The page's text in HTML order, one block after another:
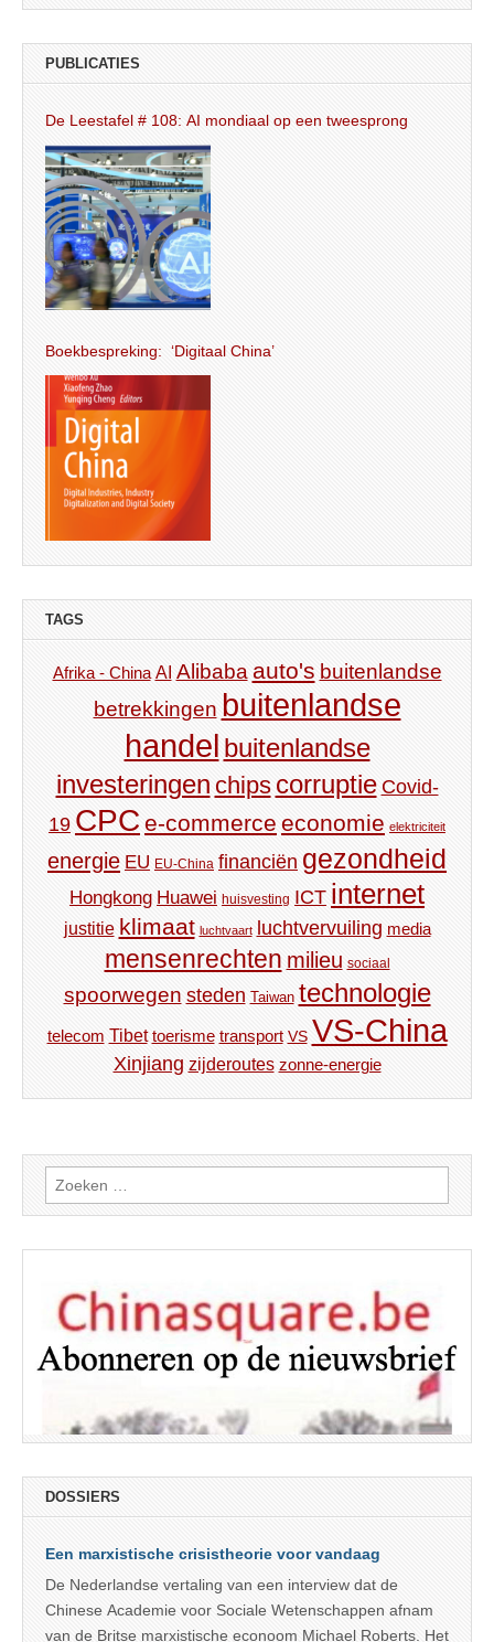
PUBLICATIES
De Leestafel # 108: AI mondiaal op een tweesprong
Boekbespreking: ‘Digitaal China’
TAGS
Afrika - China AI Alibaba auto's buitenlandse
betrekkingen buitenlandse
handel buitenlandse
investeringen chips corruptie Covid-
19 CPC e-commerce economie elektriciteit
energie EU EU-China financiën gezondheid
Hongkong Huawei huisvesting ICT internet
justitie klimaat luchtvaart luchtvervuiling media
mensenrechten milieu sociaal
spoorwegen steden Taiwan technologie
telecom Tibet toerisme transport VS VS-China
Xinjiang zijderoutes zonne-energie
Zoeken
naar:
DOSSIERS
Een marxistische crisistheorie voor vandaag
De Nederlandse vertaling van een interview dat de
Chinese Academie voor Sociale Wetenschappen afnam
van de Britse marxistische econoom Michael Roberts. Het